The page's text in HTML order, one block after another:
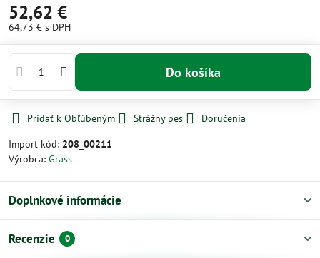
52,62 €
64,73 € s DPH
Do košíka
Pridať k Obľúbeným Strážny pes
Doručenia
Import kód: 208_00211
Výrobca: Grass
Doplnkové informácie
Recenzie 0